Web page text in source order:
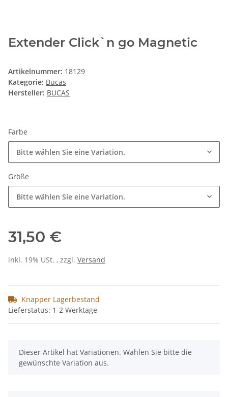
Extender Click`n go Magnetic
Artikelnummer: 18129
Kategorie: Bucas
Hersteller: BUCAS
Farbe
Bitte wählen Sie eine Variation.
Größe
Bitte wählen Sie eine Variation.
31,50 €
inkl. 19% USt. , zzgl. Versand
Knapper Lagerbestand
Lieferstatus: 1-2 Werktage
x
Dieser Artikel hat Variationen. Wählen Sie bitte die
gewünschte Variation aus.